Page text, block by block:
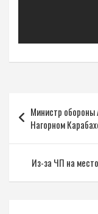
Навигация
по
записям
Министр обороны
Нагорном
Из-за ЧП на